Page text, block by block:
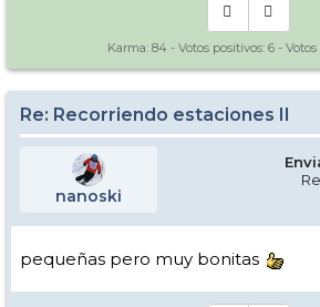
Karma: 84 - Votos positivos: 6 -
Re: Recorriendo estaciones II
nanoski
pequeñas pero muy bonitas